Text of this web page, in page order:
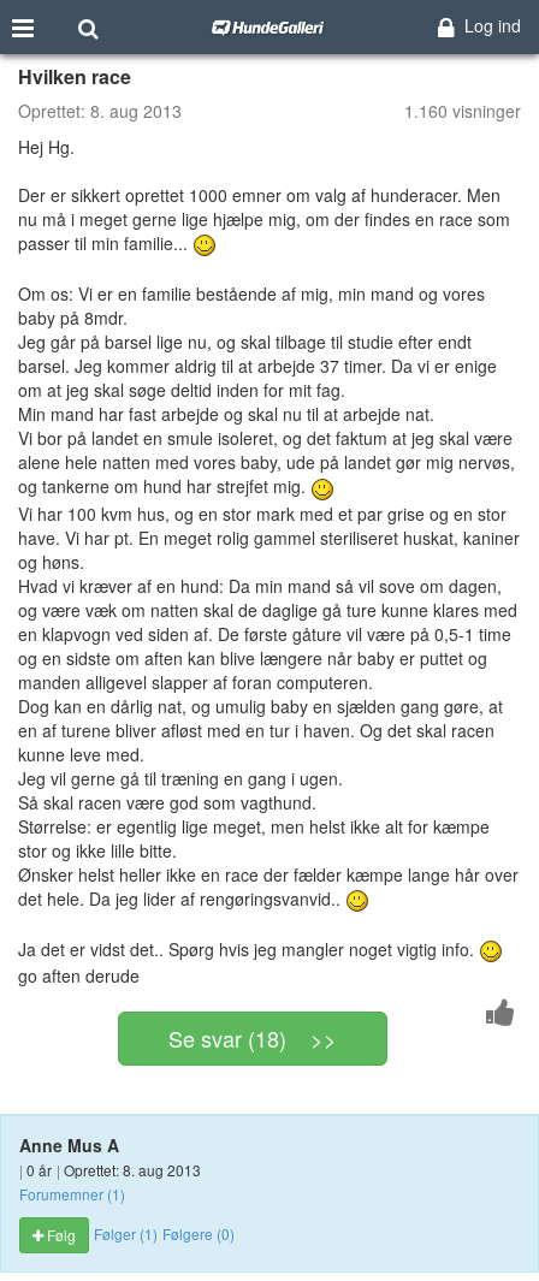
Log ind
Hvilken race
Oprettet: 8. aug 2013
1.160 visninger
Hej Hg.
Der er sikkert oprettet 1000 emner om valg af hunderacer. Men
nu må i meget gerne lige hjælpe mig, om der findes en race som
passer til min familie...
Om os: Vi er en familie bestående af mig, min mand og vores
baby på 8mdr.
Jeg går på barsel lige nu, og skal tilbage til studie efter endt
barsel. Jeg kommer aldrig til at arbejde 37 timer. Da vi er enige
om at jeg skal søge deltid inden for mit fag.
Min mand har fast arbejde og skal nu til at arbejde nat.
Vi bor på landet en smule isoleret, og det faktum at jeg skal være
alene hele natten med vores baby, ude på landet gør mig nervøs,
og tankerne om hund har strejfet mig.
Vi har 100 kvm hus, og en stor mark med et par grise og en stor
have. Vi har pt. En meget rolig gammel steriliseret huskat, kaniner
og høns.
Hvad vi kræver af en hund: Da min mand så vil sove om dagen,
og være væk om natten skal de daglige gå ture kunne klares med
en klapvogn ved siden af. De første gåture vil være på 0,5-1 time
og en sidste om aften kan blive længere når baby er puttet og
manden alligevel slapper af foran computeren.
Dog kan en dårlig nat, og umulig baby en sjælden gang gøre, at
en af turene bliver afløst med en tur i haven. Og det skal racen
kunne leve med.
Jeg vil gerne gå til træning en gang i ugen.
Så skal racen være god som vagthund.
Størrelse: er egentlig lige meget, men helst ikke alt for kæmpe
stor og ikke lille bitte.
Ønsker helst heller ikke en race der fælder kæmpe lange hår over
det hele. Da jeg lider af rengøringsvanvid..
Ja det er vidst det.. Spørg hvis jeg mangler noget vigtig info.
go aften derude
Se svar (18) >>
Anne Mus A
| 0 år | Oprettet: 8. aug 2013
Forumemner (1)
Følg
Følger (1) Følgere (0)